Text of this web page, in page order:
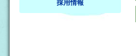
採用情報